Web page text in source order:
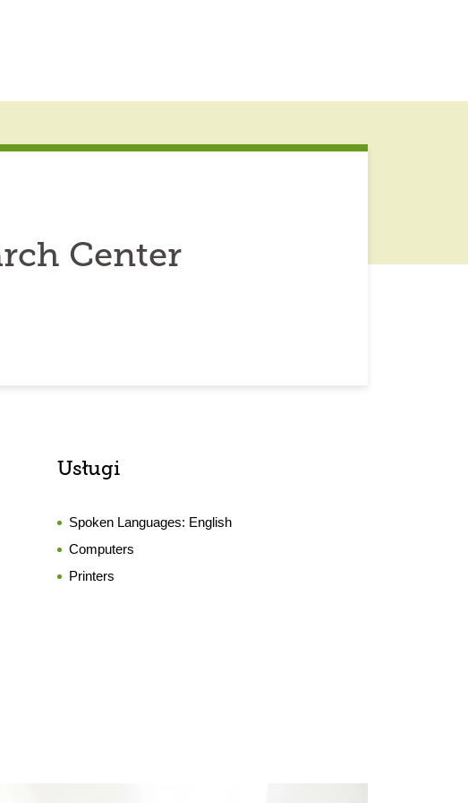
Center
Usługi
Spoken Languages: English
Computers
Printers